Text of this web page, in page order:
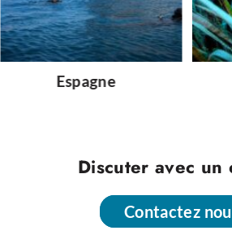
Espagne
Discuter avec un
Contactez